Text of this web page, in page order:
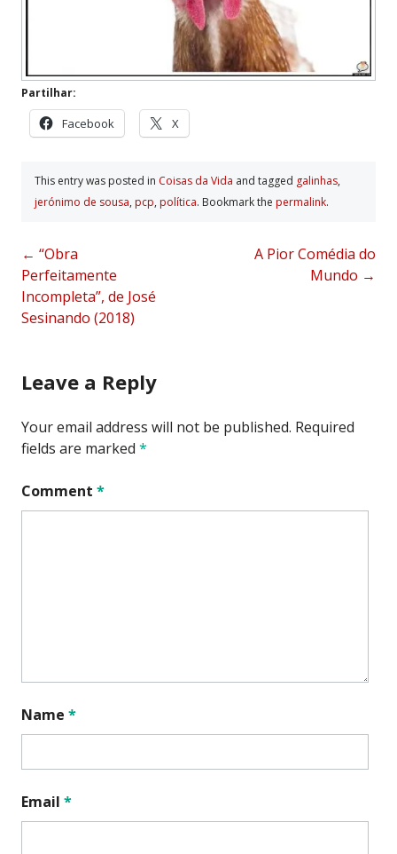
Partilhar:
Facebook X
This entry was posted in Coisas da Vida and tagged galinhas,
jerónimo de sousa, pcp, polí­tica. Bookmark the permalink.
Post
navigation
← “Obra
Perfeitamente
Incompleta”, de José
Sesinando (2018)
A Pior Comédia do
Mundo →
Leave a Reply
Your email address will not be published. Required
fields are marked *
Comment *
Name *
Email *